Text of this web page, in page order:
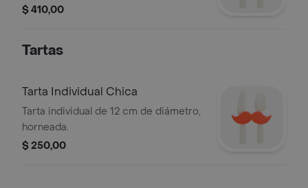
huevo duro, verduras asadas, tomate,
$ 410,00
Tartas
Tarta Individual Chica
Tarta individual de 12 cm de diámetro,
horneada.
$ 250,00